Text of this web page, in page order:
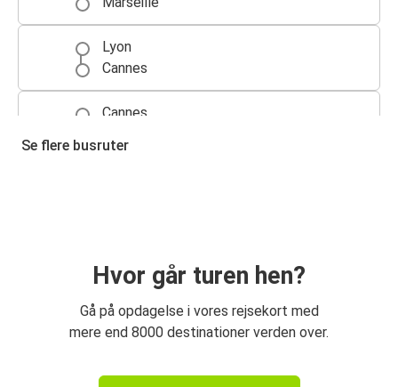
Lyon
Cannes
Cannes
Cannes
Se flere busruter
Hvor går turen hen?
Gå på opdagelse i vores rejsekort med
mere end 8000 destinationer verden over.